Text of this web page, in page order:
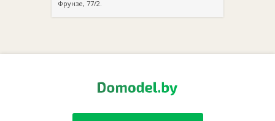
Фрунзе, 77/2.